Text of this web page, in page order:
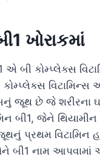
ખોરાકમાં
એ બી કોમ્પ્લેક્સ
વિટામિન્સ
જૂથ છે જે શરીરના
બી1, જેને
પ્રથમ વિટામિન
બી1 નામ